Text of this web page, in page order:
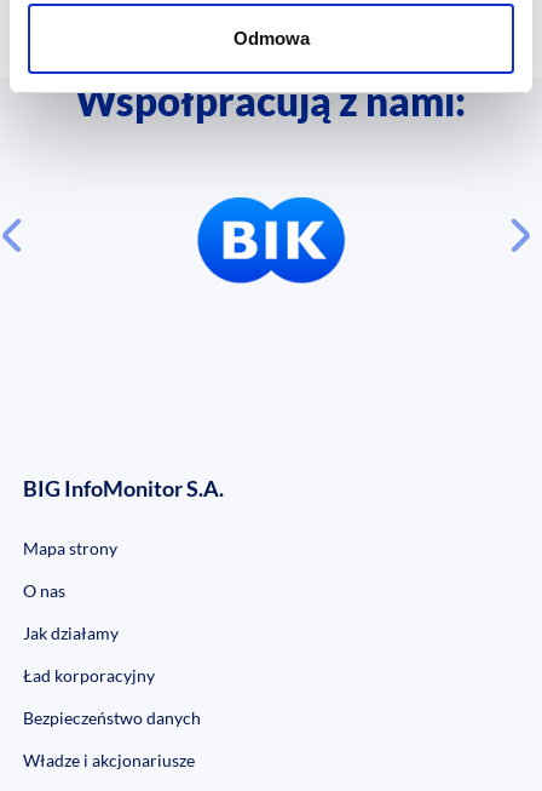
Odmowa
Współpracują z nami:
BIG InfoMonitor S.A.
Mapa strony
O nas
Jak działamy
Ład korporacyjny
Bezpieczeństwo danych
Władze i akcjonariusze